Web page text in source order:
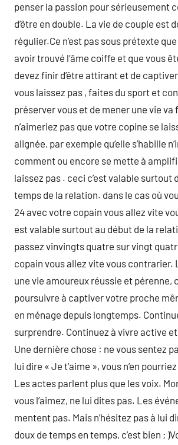
penser la passion pour sérieusement
d’être en double. La vie de couple est
régulier.Ce n’est pas sous prétexte
avoir trouvé l’âme coiffe et que vous
devez finir d’être attirant et de
vous laissez pas , faites du sport et
préserver vous et de mener une vie va
n’aimeriez pas que votre copine se
alignée, par exemple qu’elle s’habille
comment ou encore se mette à
laissez pas . ceci c’est valable surtout
temps de la relation. dans le cas où
24 avec votre copain vous allez vite
est valable surtout au début de la
passez vinvingts quatre sur vingt
copain vous allez vite vous contrarier.
une vie amoureux réussie et pérenne,
poursuivre à captiver votre proche
en ménage depuis longtemps.
surprendre. Continuez à vivre active
Une dernière chose : ne vous sentez
lui dire « Je t’aime », vous n’en
Les actes parlent plus que les voix.
vous l’aimez, ne lui dites pas. Les
mentent pas. Mais n’hésitez pas à lui
doux de temps en temps, c’est bien ;